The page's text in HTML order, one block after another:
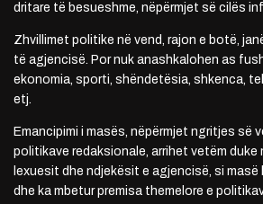
dritare të besueshme, nëpërmjet së cilës
Zhvillimet politike në vend, rajon e botë,
të agjencisë. Por nuk anashkalohen as
ekonomia, sporti, shëndetësia, shkenca,
etj.
Emancipimi i masës, nëpërmjet ngritjes së
politikave redaksionale, arrihet vetëm duke
lexuesit dhe ndjekësit e agjencisë, si masë
dhe ka mbetur premisa themelore e